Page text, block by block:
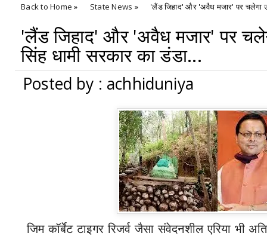
Back to Home » State News » 'लैंड जिहाद' और 'अवैध मजार' पर चलेगा
'लैंड जिहाद' और 'अवैध मजार' पर
सिंह धामी सरकार का डंडा...
Posted by : achhiduniya
जिम कॉर्बेट टाइगर रिजर्व जैसा संवेदनशील एरिया भी